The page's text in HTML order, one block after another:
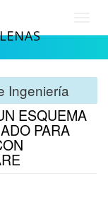
Ingeniería
ESQUEMA
PARA